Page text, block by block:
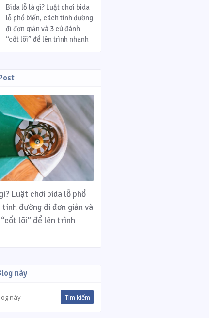
Bida lỗ là gì? Luật chơi bida
lỗ phổ biến, cách tính đường
đi đơn giản và 3 cú đánh
“cốt lõi” để lên trình nhanh
Luật chơi bida lỗ phổ
tính đường đi đơn giản và
lõi” để lên trình
này